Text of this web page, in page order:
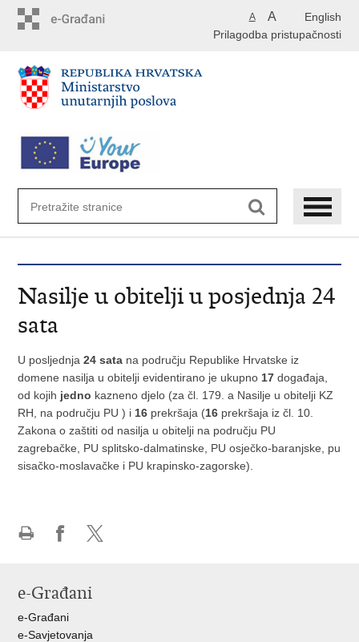
English
A A
Prilagodba pristupačnosti
Nasilje u obitelji u posjednja 24
sata
U posljednja24 sata na području Republike Hrvatske iz
domene nasilja u obitelji evidentirano je ukupno 17 događaja,
od kojih jedno kazneno djelo (za čl. 179. a Nasilje u obitelji KZ
RH, na području PU ) i 16 prekršaja (16 prekršaja iz čl. 10.
Zakona o zaštiti od nasilja u obitelji na području PU
zagrebačke, PU splitsko-dalmatinske, PU osječko-baranjske, pu
sisačko-moslavačke i PU krapinsko-zagorske).
Facebooku
X-
e-Građani
e-Građani
e-Savjetovanja